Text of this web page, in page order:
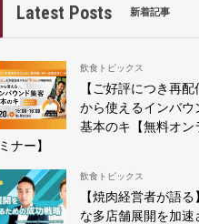
Latest Posts 新着記事
飲食トピックス
【ご好評につき再配
から使えるインバウ
基本のキ【無料オン
ミナー】
飲食トピックス
【焼肉経営者が語
な多店舗展開を加速